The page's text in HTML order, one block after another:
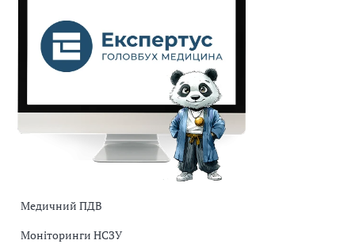
Медичний ПДВ
Моніторинги НСЗУ